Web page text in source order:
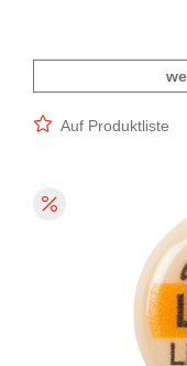
Auf Produktliste